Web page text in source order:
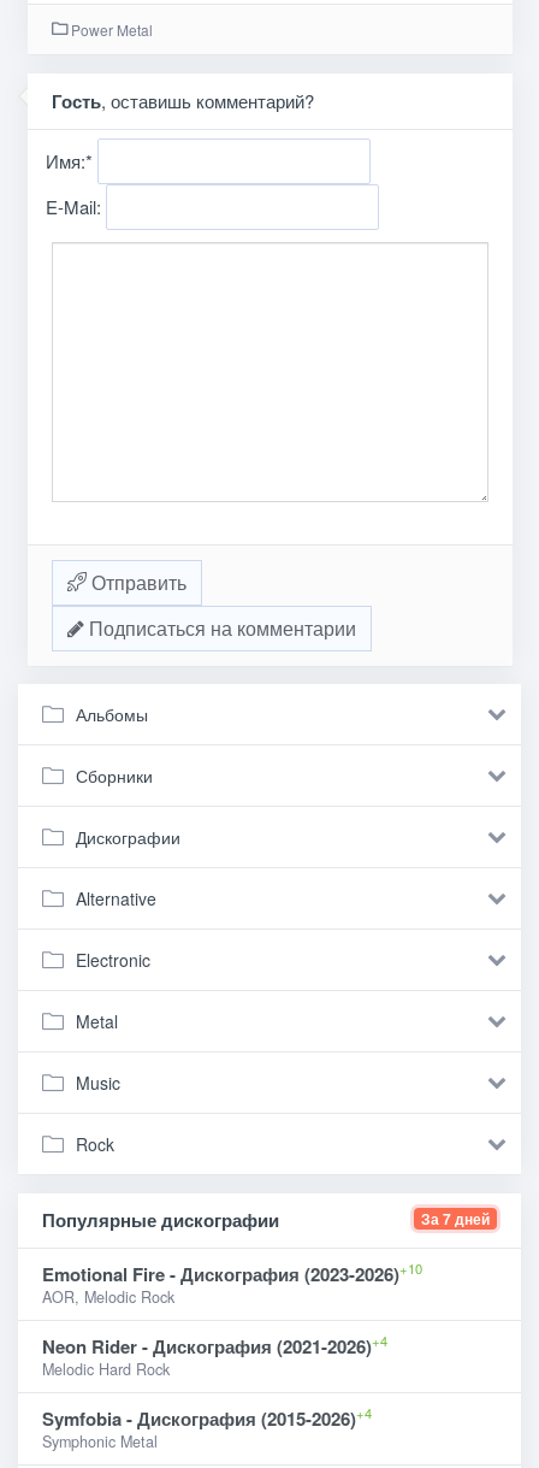
Power Metal
Гость, оставишь комментарий?
Имя:*
E-Mail:
Отправить
Подписаться на комментарии
Альбомы
Сборники
Дискографии
Alternative
Electronic
Metal
Music
Rock
Популярные дискографии За 7 дней
Emotional Fire - Дискография (2023-2026)+10
AOR, Melodic Rock
Neon Rider - Дискография (2021-2026)+4
Melodic Hard Rock
Symfobia - Дискография (2015-2026)+4
Symphonic Metal